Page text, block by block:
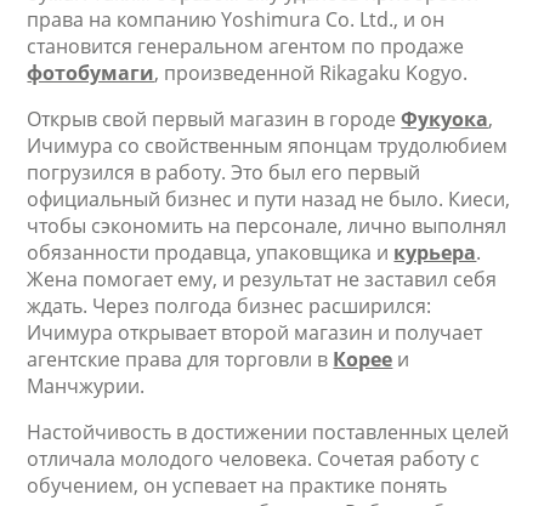
права на компанию Yoshimura Co. Ltd., и он
становится генеральном агентом по продаже
фотобумаги, произведенной Rikagaku Kogyo.
Открыв свой первый магазин в городеФукуока,
Ичимура со свойственным японцам трудолюбием
погрузился в работу. Это был его первый
официальный бизнес и пути назад не было. Киеси,
чтобы сэкономить на персонале, лично выполнял
обязанности продавца, упаковщика и курьера.
Жена помогает ему, и результат не заставил себя
ждать. Через полгода бизнес расширился:
Ичимура открывает второй магазин и получает
агентские права для торговли в Корее и
Манчжурии.
Настойчивость в достижении поставленных целей
отличала молодого человека. Сочетая работу с
обучением, он успевает на практике понять